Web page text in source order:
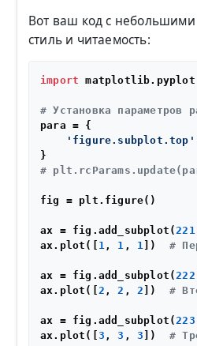
Вот ваш код с
стиль и читаемость:
import
# Установка параметров
para = {
'figure.subplot.top'
#
fig = plt.figure()
ax = fig.add_subplot( 221
ax.plot([ 1 , 1 , 1 ]) #
ax = fig.add_subplot( 222
ax.plot([ 2 , 2 , 2 ]) #
ax = fig.add_subplot( 223
ax.plot([ 3 , 3 , 3 ]) #